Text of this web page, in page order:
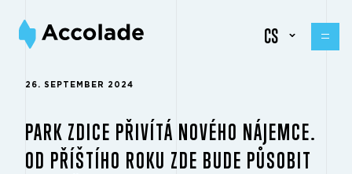
CS
26. SEPTEMBER 2024
PARK ZDICE PŘIVÍTÁ NOVÉHO NÁJEMCE.
OD PŘÍŠTÍHO ROKU ZDE BUDE PŮSOBIT